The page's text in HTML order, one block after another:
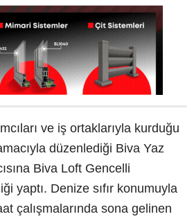
ve iş ortaklarıyla kurduğu
düzenlediği Biva Yaz
Biva Loft Gencelli
yaptı. Denize sıfır konumuyla
çalışmalarında sona gelinen